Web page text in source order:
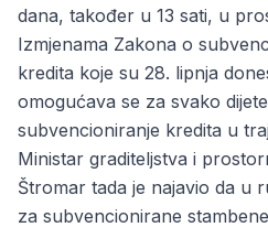
dana, također u 13 sati, u
Izmjenama Zakona o
kredita koje su 28. lipnja
omogućava se za svako
subvencioniranje kredita u
Ministar graditeljstva i
Štromar tada je najavio da u
za subvencionirane